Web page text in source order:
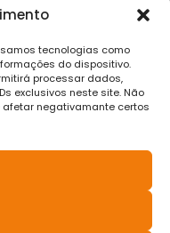
tecnologias como
do dispositivo.
processar dados,
exclusivos neste site. Não
afetar negativamante certos
Anti-Corruption